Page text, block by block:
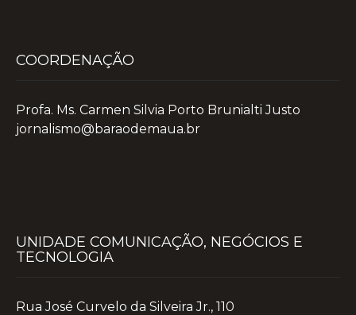
COORDENAÇÃO
Profa. Ms. Carmen Silvia Porto Brunialti Justo
jornalismo@baraodemaua.br
UNIDADE COMUNICAÇÃO, NEGÓCIOS E
TECNOLOGIA
Rua José Curvelo da Silveira Jr., 110